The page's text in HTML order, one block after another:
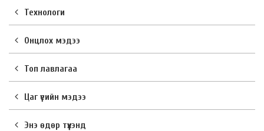
Технологи
Онцлох мэдээ
Топ лавлагаа
Цаг үеийн мэдээ
Энэ өдөр түүхэнд